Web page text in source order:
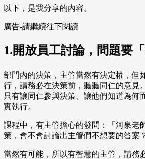
以下，是我分享的內容。
廣告-請繼續往下閱讀
1.開放員工討論，問題要「
部門內的決策，主管當然有決定權，但
行，請務必在決策前，聽聽同仁的意見
只有讓同仁參與決策、讓他們知道為何
實執行。
課程中，有主管擔心的發問：「河泉老
策，會不會討論出主管們不想要的答案？
當然有可能，所以有智慧的主管，請務